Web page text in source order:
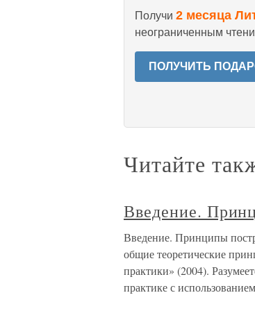
Получи 2 месяца
неограниченным
ПОЛУЧИТЬ
Читайте
Введение.
Введение. Принципы
общие теоретические
практики» (2004).
практике с использованием